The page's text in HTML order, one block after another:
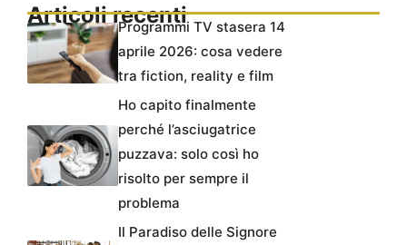
Articoli recentiProgrammi TV stasera 14
aprile 2026: cosa vedere
tra fiction, reality e film
Ho capito finalmente
perché l’asciugatrice
puzzava: solo così ho
risolto per sempre il
problema
Il Paradiso delle Signore